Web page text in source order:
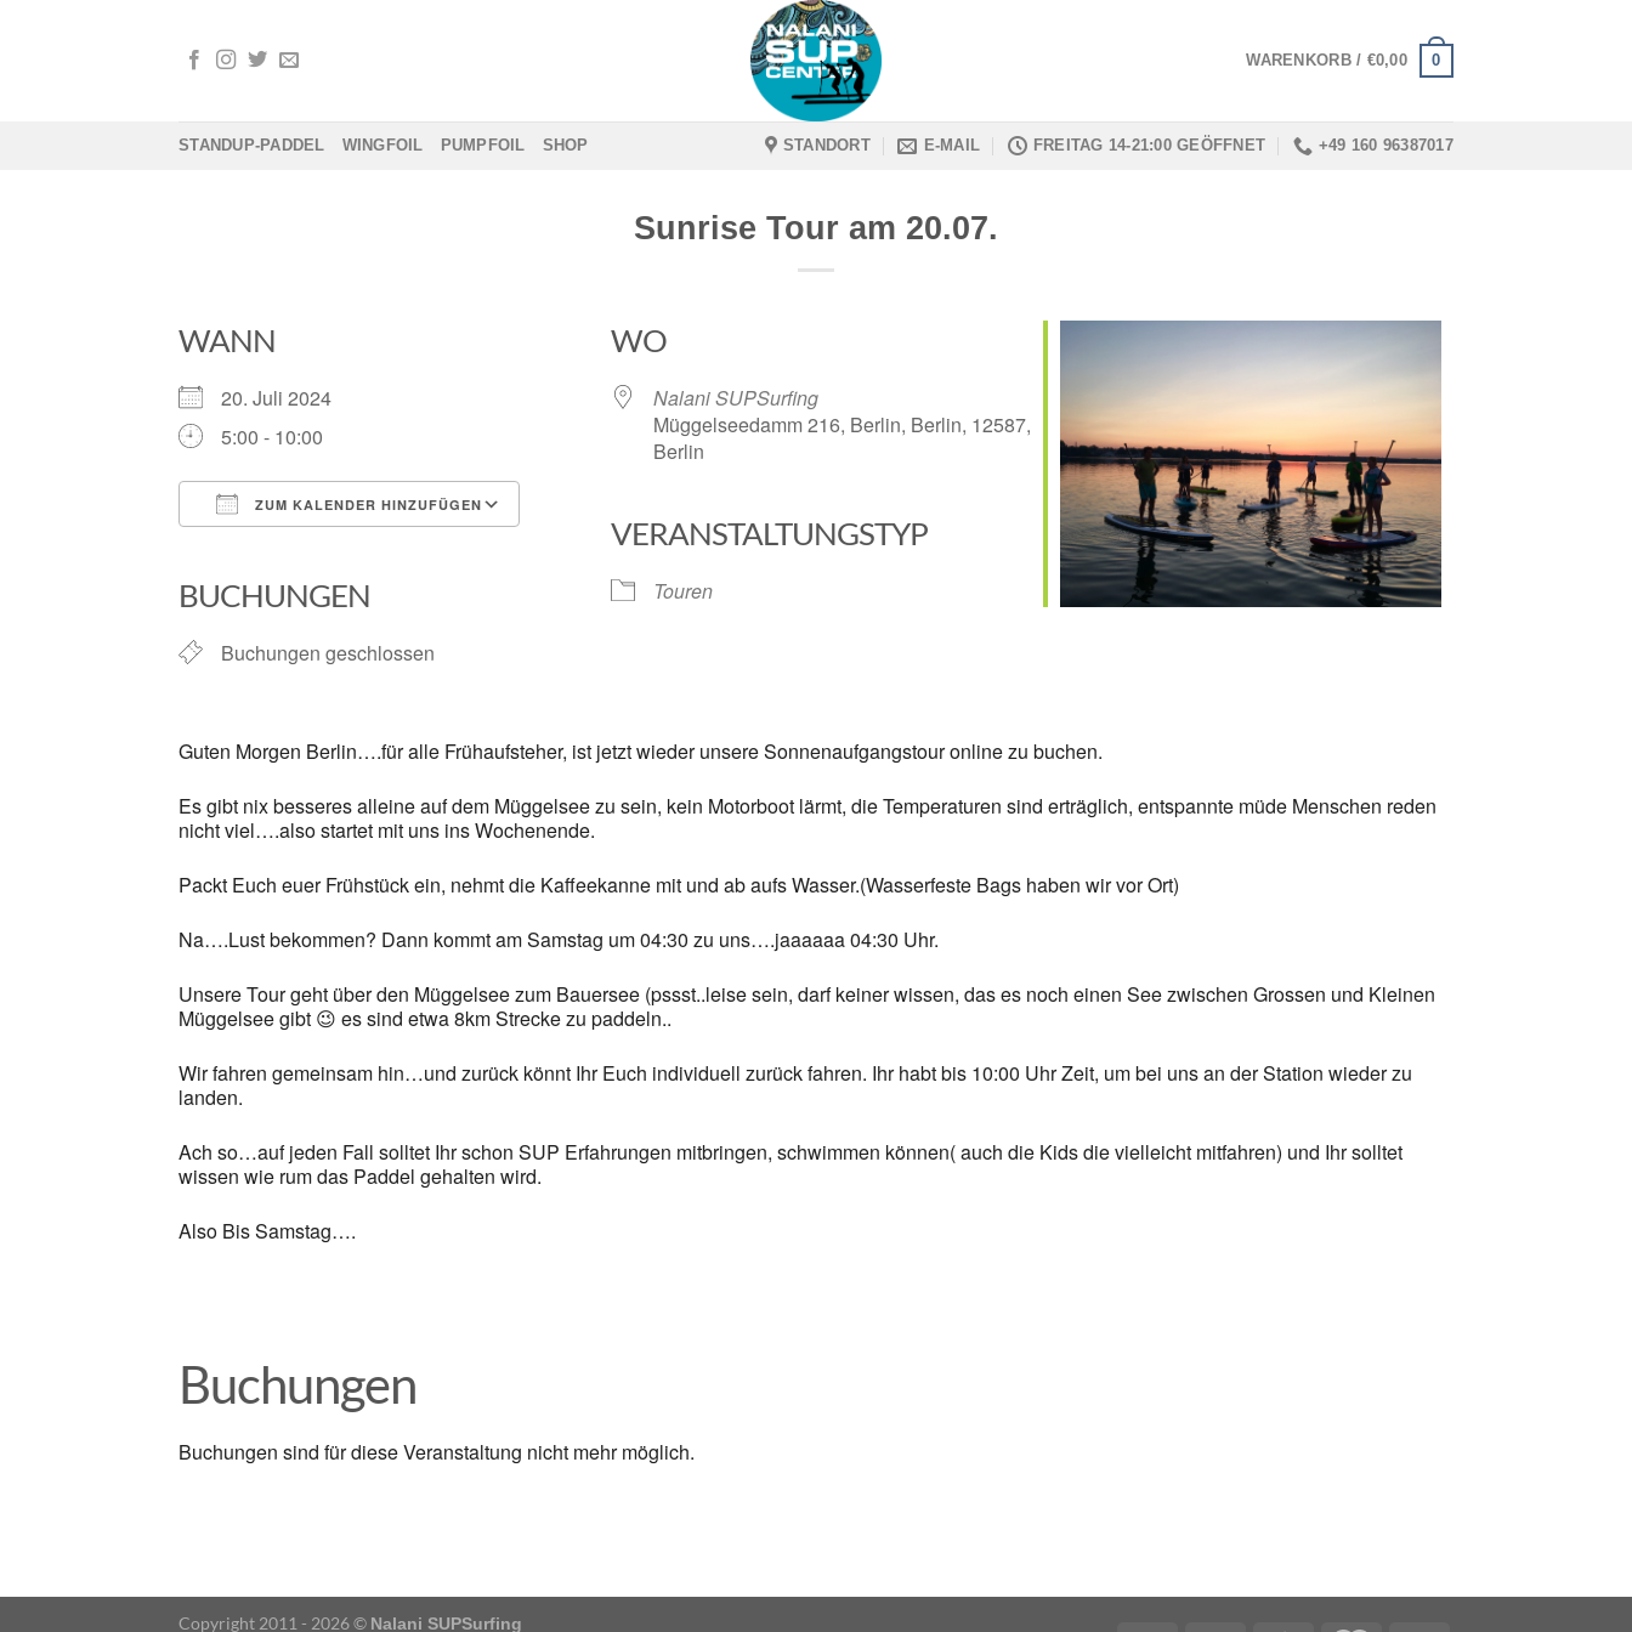
WARENKORB / €0,00 0
STANDUP-PADDEL WINGFOIL PUMPFOIL SHOP STANDORT E-MAIL FREITAG 14-21:00 GEÖFFNET +49 160 96387017
Sunrise Tour am 20.07.
WANN
20. Juli 2024
5:00 - 10:00
ZUM KALENDER HINZUFÜGEN
Google Kalender iCalendar Office 365
BUCHUNGEN
Buchungen geschlossen
WO
Nalani SUPSurfing
Müggelseedamm 216, Berlin, Berlin, 12587,
Berlin
VERANSTALTUNGSTYP
Touren
Guten Morgen Berlin….für alle Frühaufsteher, ist jetzt wieder unsere Sonnenaufgangstour online zu buchen.
Es gibt nix besseres alleine auf dem Müggelsee zu sein, kein Motorboot lärmt, die Temperaturen sind erträglich, entspannte müde Menschen reden
nicht viel….also startet mit uns ins Wochenende.
Packt Euch euer Frühstück ein, nehmt die Kaffeekanne mit und ab aufs Wasser.(Wasserfeste Bags haben wir vor Ort)
Na….Lust bekommen? Dann kommt am Samstag um 04:30 zu uns….jaaaaaa 04:30 Uhr.
Unsere Tour geht über den Müggelsee zum Bauersee (pssst..leise sein, darf keiner wissen, das es noch einen See zwischen Grossen und Kleinen
Müggelsee gibt 😉 es sind etwa 8km Strecke zu paddeln..
Wir fahren gemeinsam hin…und zurück könnt Ihr Euch individuell zurück fahren. Ihr habt bis 10:00 Uhr Zeit, um bei uns an der Station wieder zu
landen.
Ach so…auf jeden Fall solltet Ihr schon SUP Erfahrungen mitbringen, schwimmen können( auch die Kids die vielleicht mitfahren) und Ihr solltet
wissen wie rum das Paddel gehalten wird.
Also Bis Samstag….
Buchungen
Buchungen sind für diese Veranstaltung nicht mehr möglich.
Copyright 2011 - 2026 © Nalani SUPSurfing